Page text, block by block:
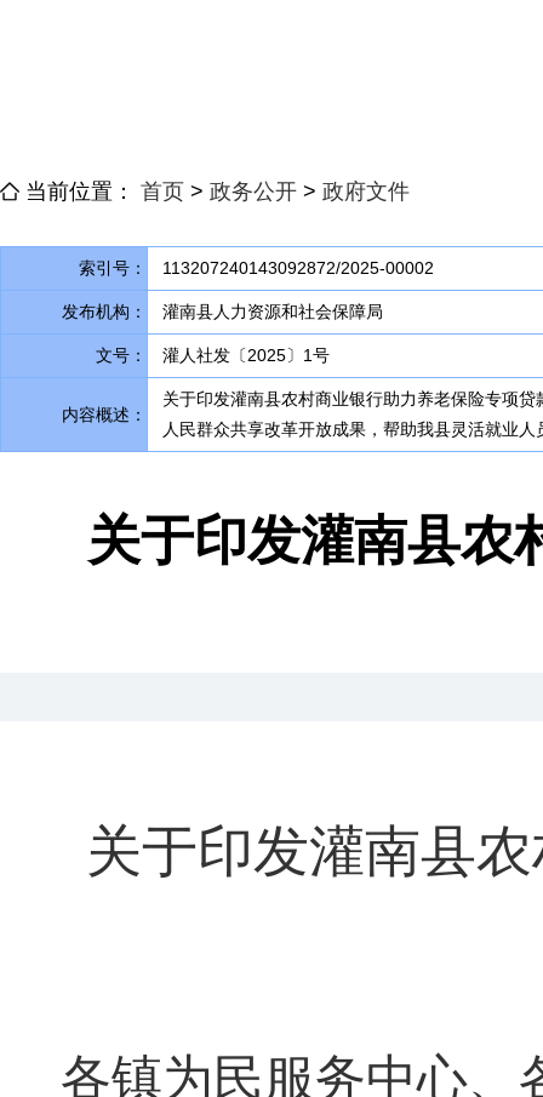
当前位置： 首页 > 政务公开 > 政府文件
索引号： 113207240143092872/2025-00002
发布机构： 灌南县人力资源和社会保障局
文号： 灌人社发〔2025〕1号
内容概述：
关于印发灌南县农村商业银行助力养老保险专项
人民群众共享改革开放成果， 帮助我县灵活就业
关于印发灌南县农
关于印发灌南县
各镇为民服务中心、